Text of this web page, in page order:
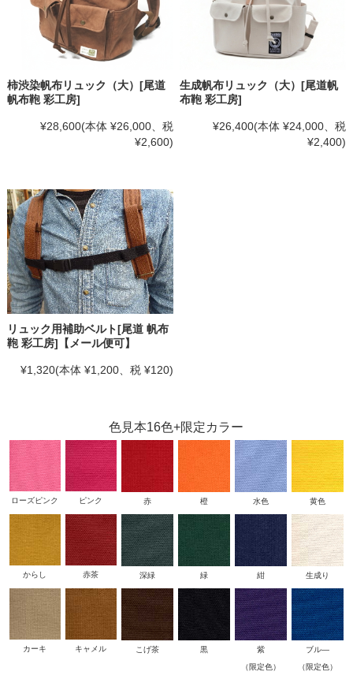
柿渋染帆布リュック（大）[尾道
帆布鞄 彩工房]
¥28,600(本体 ¥26,000、税
¥2,600)
生成帆布リュック（大）[尾道帆
布鞄 彩工房]
¥26,400(本体 ¥24,000、税
¥2,400)
リュック用補助ベルト[尾道 帆布
鞄 彩工房]【メール便可】
¥1,320(本体 ¥1,200、税 ¥120)
色見本16色+限定カラー
ローズピンク ピンク 赤 橙 水色 黄色
からし 赤茶 深緑 緑 紺 生成り
カーキ キャメル こげ茶 黒
紫
（限定色）
ブル―
（限定色）